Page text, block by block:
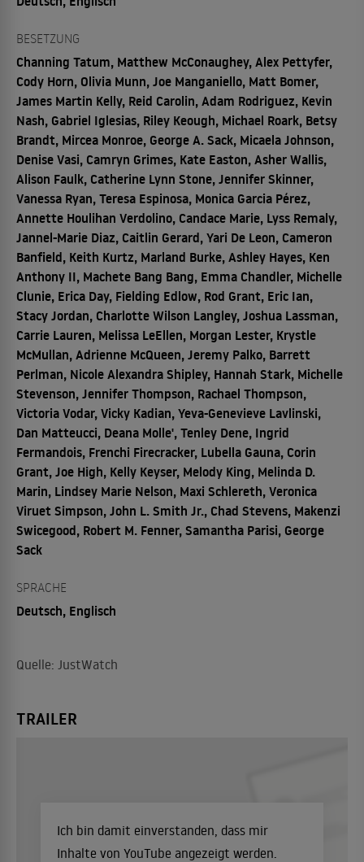
BESETZUNG
Channing Tatum, Matthew McConaughey, Alex Pettyfer,
Cody Horn, Olivia Munn, Joe Manganiello, Matt Bomer,
James Martin Kelly, Reid Carolin, Adam Rodriguez, Kevin
Nash, Gabriel Iglesias, Riley Keough, Michael Roark, Betsy
Brandt, Mircea Monroe, George A. Sack, Micaela Johnson,
Denise Vasi, Camryn Grimes, Kate Easton, Asher Wallis,
Alison Faulk, Catherine Lynn Stone, Jennifer Skinner,
Vanessa Ryan, Teresa Espinosa, Monica Garcia Pérez,
Annette Houlihan Verdolino, Candace Marie, Lyss Remaly,
Jannel-Marie Diaz, Caitlin Gerard, Yari De Leon, Cameron
Banfield, Keith Kurtz, Marland Burke, Ashley Hayes, Ken
Anthony II, Machete Bang Bang, Emma Chandler, Michelle
Clunie, Erica Day, Fielding Edlow, Rod Grant, Eric Ian,
Stacy Jordan, Charlotte Wilson Langley, Joshua Lassman,
Carrie Lauren, Melissa LeEllen, Morgan Lester, Krystle
McMullan, Adrienne McQueen, Jeremy Palko, Barrett
Perlman, Nicole Alexandra Shipley, Hannah Stark, Michelle
Stevenson, Jennifer Thompson, Rachael Thompson,
Victoria Vodar, Vicky Kadian, Yeva-Genevieve Lavlinski,
Dan Matteucci, Deana Molle', Tenley Dene, Ingrid
Fermandois, Frenchi Firecracker, Lubella Gauna, Corin
Grant, Joe High, Kelly Keyser, Melody King, Melinda D.
Marin, Lindsey Marie Nelson, Maxi Schlereth, Veronica
Viruet Simpson, John L. Smith Jr., Chad Stevens, Makenzi
Swicegood, Robert M. Fenner, Samantha Parisi, George
Sack
SPRACHE
Deutsch, Englisch
Quelle: JustWatch
TRAILER
Ich bin damit einverstanden, dass mir
Inhalte von YouTube angezeigt werden.